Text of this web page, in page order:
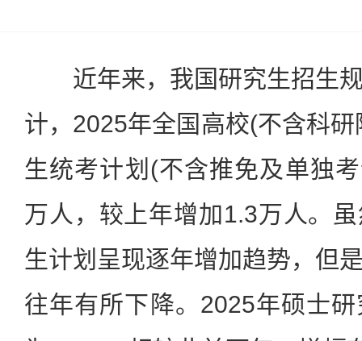
近年来，我国研究生招生规
计，2025年全国高校(不含科
生统考计划(不含推免及单独
万人，较上年增加1.3万人。
生计划呈现逐年增加趋势，但
往年有所下降。2025年硕士